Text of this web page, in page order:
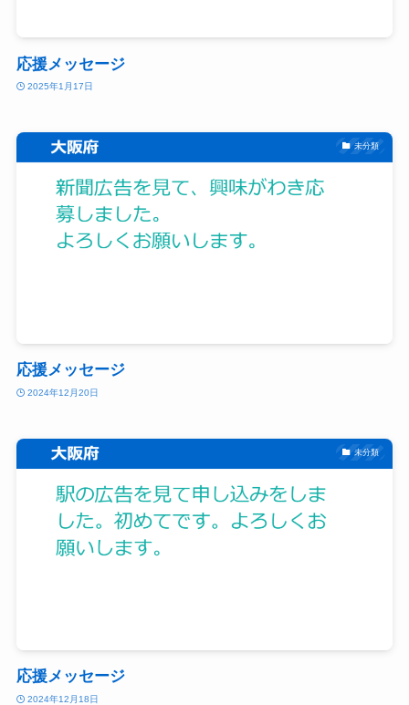
応援メッセージ
2025年1月17日
未分類
応援メッセージ
2024年12月20日
未分類
応援メッセージ
2024年12月18日